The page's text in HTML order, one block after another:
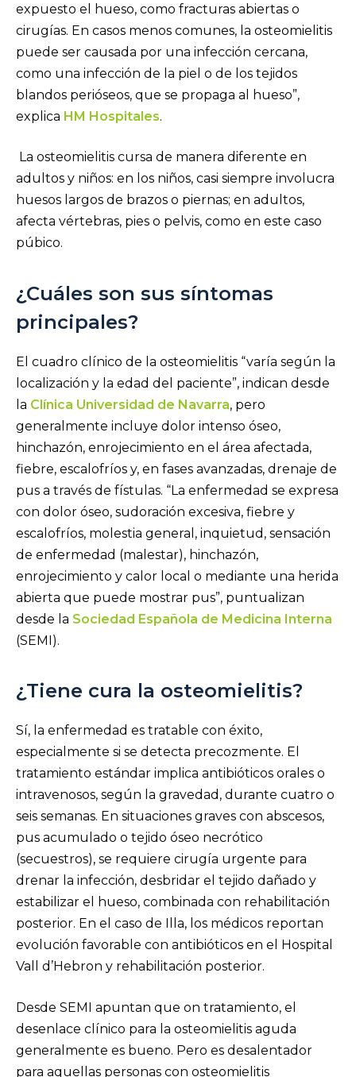
expuesto el hueso, como fracturas abiertas o
cirugías. En casos menos comunes, la osteomielitis
puede ser causada por una infección cercana,
como una infección de la piel o de los tejidos
blandos perióseos, que se propaga al hueso”,
explica HM Hospitales.
La osteomielitis cursa de manera diferente en
adultos y niños: en los niños, casi siempre involucra
huesos largos de brazos o piernas; en adultos,
afecta vértebras, pies o pelvis, como en este caso
púbico.
​¿Cuáles son sus síntomas
principales?
El cuadro clínico de la osteomielitis “varía según la
localización y la edad del paciente”, indican desde
la Clínica Universidad de Navarra, pero
generalmente incluye dolor intenso óseo,
hinchazón, enrojecimiento en el área afectada,
fiebre, escalofríos y, en fases avanzadas, drenaje de
pus a través de fístulas. “La enfermedad se expresa
con dolor óseo, sudoración excesiva, fiebre y
escalofríos, molestia general, inquietud, sensación
de enfermedad (malestar), hinchazón,
enrojecimiento y calor local o mediante una herida
abierta que puede mostrar pus”, puntualizan
desde la Sociedad Española de Medicina Interna
(SEMI).​
¿Tiene cura la osteomielitis?
Sí, la enfermedad es tratable con éxito,
especialmente si se detecta precozmente. El
tratamiento estándar implica antibióticos orales o
intravenosos, según la gravedad, durante cuatro o
seis semanas. En situaciones graves con abscesos,
pus acumulado o tejido óseo necrótico
(secuestros), se requiere cirugía urgente para
drenar la infección, desbridar el tejido dañado y
estabilizar el hueso, combinada con rehabilitación
posterior. En el caso de Illa, los médicos reportan
evolución favorable con antibióticos en el Hospital
Vall d’Hebron y rehabilitación posterior.
​Desde SEMI apuntan que on tratamiento, el
desenlace clínico para la osteomielitis aguda
generalmente es bueno. Pero es desalentador
para aquellas personas con osteomielitis